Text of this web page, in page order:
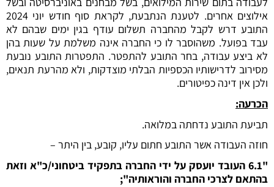
אילוצים אחרים. לטענת הנתבעת, לקראת סוף חודש יוני 2024
התובע דרש לקבל מהחברה תשלום עודף בגין ימים שבהם לא
עבד בפועל. משהוסבר לו כי החברה אינה משלמת על שעות בהן
לא ביצע עבודה, בחר התובע להתפטר. התפטרות התובע נובעת
מסירוב לדרישותיו הכספיות הבלתי מוצדקות, ולא מהרעת תנאים,
ולכן אין דינה כפיטורים.
הכרעה:
תביעת התובע נדחתה במלואה.
חוזה העבודה אשר התובע חתום עליו, קובע, בין היתר –
"6.1 העובד יועסק על ידי החברה בתפקיד ביטחוני/כ"א וזאת
בהתאם לצרכי החברה והוראותיה";